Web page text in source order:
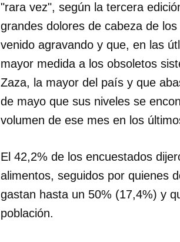
"rara vez", según la tercera
grandes dolores de cabeza de
venido agravando y que, en las
mayor medida a los obsoletos
Zaza, la mayor del país y que
de mayo que sus niveles se
volumen de ese mes en los
El 42,2% de los encuestados
alimentos, seguidos por quienes
gastan hasta un 50% (17,4%) y
población.